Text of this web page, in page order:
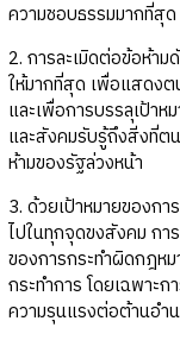
ความชอบธรรมมากที่สุด
2. การละเมิดต่อข้อห้า
ให้มากที่สุด เพื่อแสดงต
และเพื่อการบรรลุเป้าห
และสังคมรับรู้ถึงสิ่งที่ต
ห้ามของรัฐล่วงหน้า
3. ด้วยเป้าหมายของก
ไปในทุกจุดขงสังคม กา
ของการกระทำผิดกฎห
กระทำการ โดยเฉพาะ
ความรุนแรงต่อต้านอำ